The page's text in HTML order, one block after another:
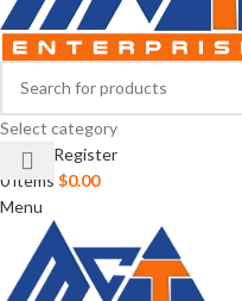
Select category
Login / Register
0items $0.00
Menu